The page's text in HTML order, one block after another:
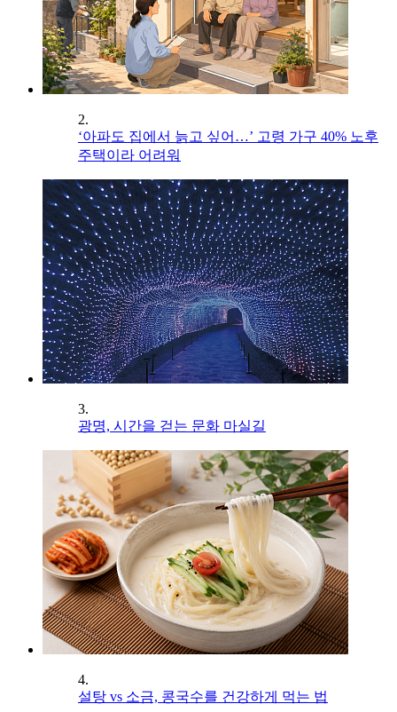
2.
‘아파도 집에서 늙고 싶어…’ 고령 가구 40% 노후
주택이라 어려워
3.
광명, 시간을 걷는 문화 마실길
4.
설탕 vs 소금, 콩국수를 건강하게 먹는 법